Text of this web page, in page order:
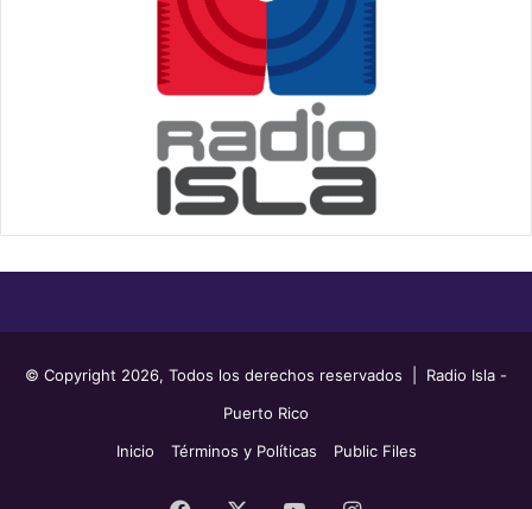
© Copyright 2026, Todos los derechos reservados | Radio Isla -
Puerto Rico
Inicio
Términos y Políticas Public Files